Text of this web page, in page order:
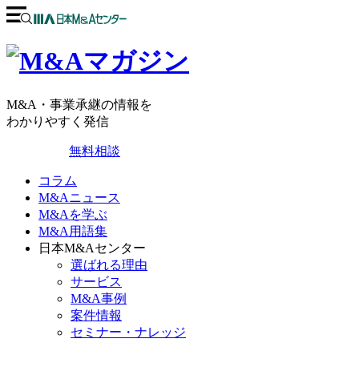
M&A・事業承継の情報を
わかりやすく発信
無料相談
コラム
M&Aニュース
M&Aを学ぶ
M&A用語集
日本M&Aセンター
選ばれる理由
サービス
M&A事例
案件情報
セミナー・ナレッジ